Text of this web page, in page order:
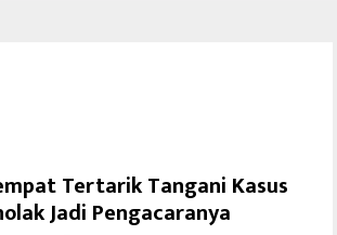
Tertarik Tangani Kasus
Jadi Pengacaranya